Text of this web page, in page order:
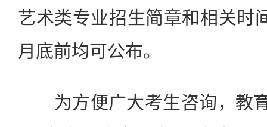
艺术类专业招生简章和相关时
月底前均可公布。
为方便广大考生咨询，教